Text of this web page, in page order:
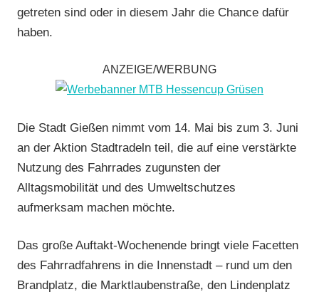
RSV
Marburg
Rundstrecke
Gießen-
Schotten
getreten sind oder in diesem Jahr die Chance dafür
haben.
ANZEIGE/WERBUNG
Die Stadt Gießen nimmt vom 14. Mai bis zum 3. Juni
an der Aktion Stadtradeln teil, die auf eine verstärkte
Nutzung des Fahrrades zugunsten der
Alltagsmobilität und des Umweltschutzes
aufmerksam machen möchte.
Das große Auftakt-Wochenende bringt viele Facetten
des Fahrradfahrens in die Innenstadt – rund um den
Brandplatz, die Marktlaubenstraße, den Lindenplatz